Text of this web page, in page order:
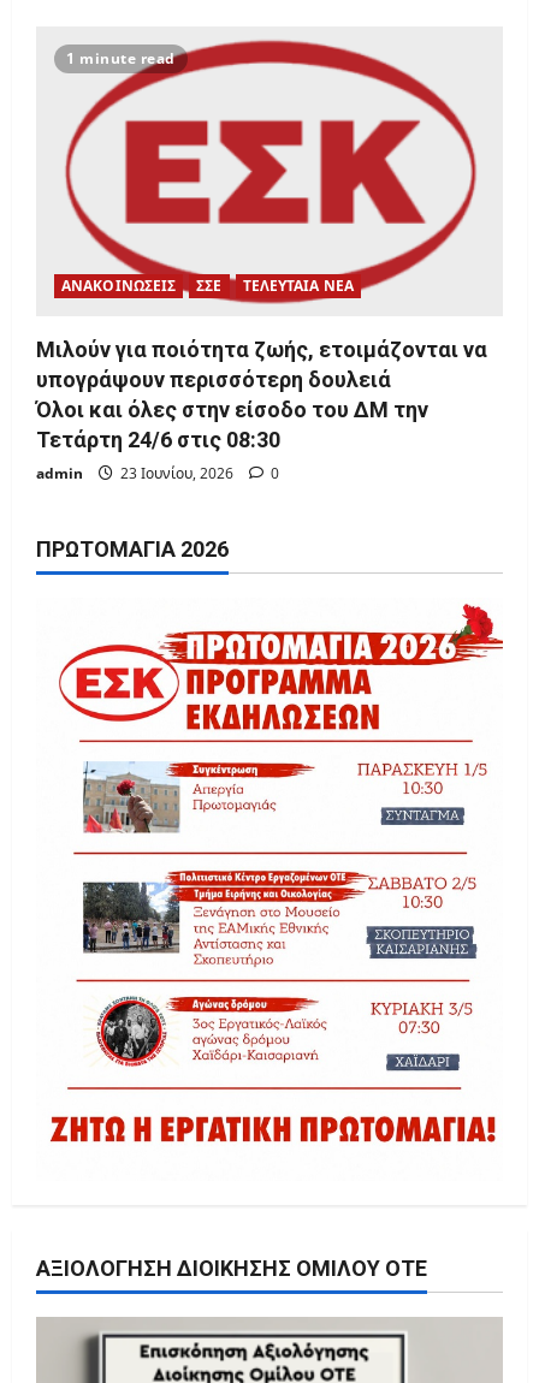
1 minute read
ΑΝΑΚΟΙΝΩΣΕΙΣ ΣΣΕ ΤΕΛΕΥΤΑΙΑ ΝΕΑ
Μιλούν για ποιότητα ζωής, ετοιμάζονται να
υπογράψουν περισσότερη δουλειά
Όλοι και όλες στην είσοδο του ΔΜ την
Τετάρτη 24/6 στις 08:30
admin 23 Ιουνίου, 2026 0
ΠΡΩΤΟΜΑΓΙΆ 2026
ΑΞΙΟΛΌΓΗΣΗ ΔΙΟΊΚΗΣΗΣ ΟΜΊΛΟΥ ΟΤΕ